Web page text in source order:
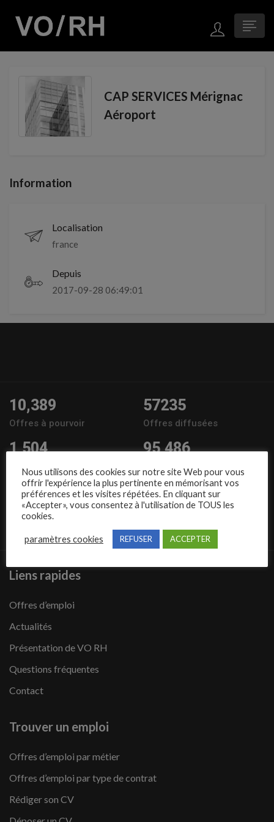
CAP SERVICES Mérignac
Aéroport
Information
Localisation
france
Depuis
2017-09-28 06:49:01
10,389
Offres à pourvoir
57235
Offres diffusées
1,504
Entreprises
95,486
Candidats
Nous suivre
Liens rapides
Offres d’emploi
Actualités
Présentation de VO RH
Questions fréquentes
Contact
Trouver un emploi
Offres d’emploi par métier
Offres d’emploi par type de contrat
Rédiger son CV
Nous utilisons des cookies sur notre site Web pour vous
offrir l'expérience la plus pertinente en mémorisant vos
préférences et les visites répétées. En cliquant sur
«Accepter», vous consentez à l'utilisation de TOUS les
cookies.
paramètres cookies REFUSER ACCEPTER